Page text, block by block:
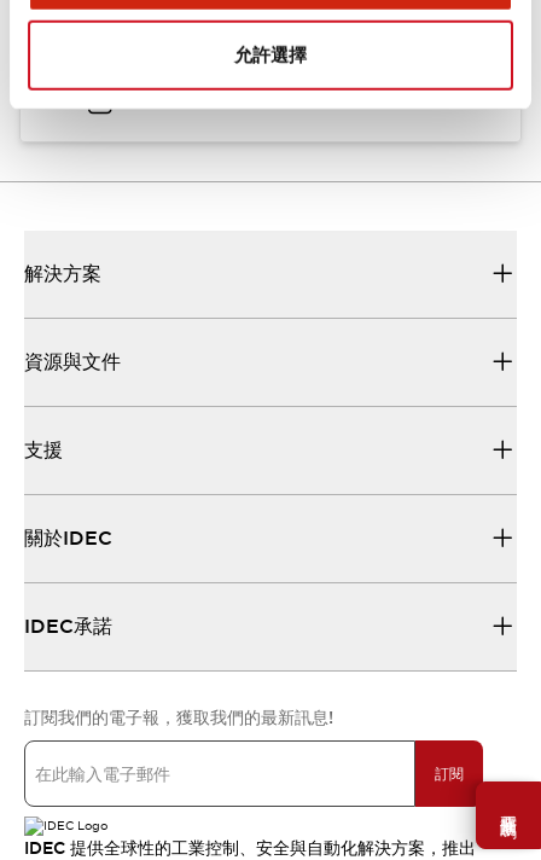
允許選擇
需要幫助嗎？
Flush Silhouette CW系列（Push-in） 控制元件 (中文
3.00MB
解決方案
資源與文件
支援
關於IDEC
IDEC承諾
訂閱我們的電子報，獲取我們的最新訊息!
訂閱
IDEC 提供全球性的工業控制、安全與自動化解決方案，推出